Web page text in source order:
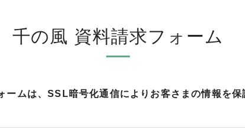
千の風 資料請求フォーム
ームは、SSL暗号化通信によりお客さまの情報を